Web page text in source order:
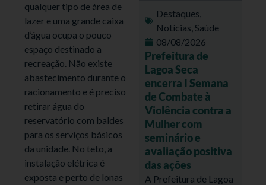
qualquer tipo de área de
lazer e uma grande caixa
d’água ocupa o pouco
espaço destinado a
recreação. Não existe
abastecimento durante o
racionamento e é preciso
retirar água do
reservatório com baldes
para os serviços básicos
da unidade. No teto, a
instalação elétrica é
exposta e perto de lonas
Destaques,
Notícias,Saúde
08/08/2026
Prefeitura de
Lagoa Seca
encerra I Semana
de Combate à
Violência contra a
Mulher com
seminário e
avaliação positiva
das ações
A Prefeitura de Lagoa